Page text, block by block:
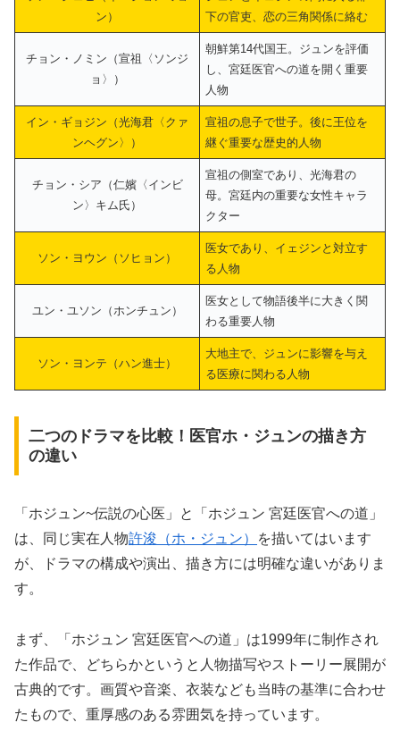
ン）
下の官吏、恋の三角関係に絡む
チョン・ノミン（宣祖〈ソンジ
ョ〉）
朝鮮第14代国王。ジュンを評価
し、宮廷医官への道を開く重要
人物
イン・ギョジン（光海君〈クァ
ンヘグン〉）
宣祖の息子で世子。後に王位を
継ぐ重要な歴史的人物
チョン・シア（仁嬪〈インビ
ン〉キム氏）
宣祖の側室であり、光海君の
母。宮廷内の重要な女性キャラ
クター
ソン・ヨウン（ソヒョン）
医女であり、イェジンと対立す
る人物
ユン・ユソン（ホンチュン）
医女として物語後半に大きく関
わる重要人物
ソン・ヨンテ（ハン進士）
大地主で、ジュンに影響を与え
る医療に関わる人物
二つのドラマを比較！医官ホ・ジュンの描き方
の違い
「ホジュン~伝説の心医」と「ホジュン 宮廷医官への道」
は、同じ実在人物許浚（ホ・ジュン）
を描いてはいます
が、ドラマの構成や演出、描き方には明確な違いがありま
す。
まず、「ホジュン 宮廷医官への道」は1999年に制作され
た作品で、どちらかというと人物描写やストーリー展開が
古典的です。画質や音楽、衣装なども当時の基準に合わせ
たもので、重厚感のある雰囲気を持っています。